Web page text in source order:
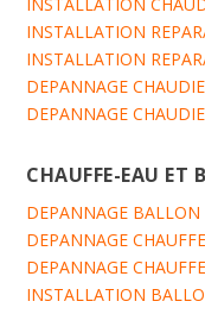
INSTALLATION
INSTALLATION
DEPANNAGE
DEPANNAGE
CHAUFFE-EAU ET
DEPANNAGE BALLON
DEPANNAGE
DEPANNAGE
INSTALLATION